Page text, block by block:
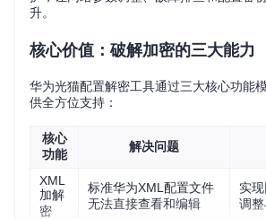
升。
核心价值：破解加密的三大能力
华为光猫配置解密工具通过三大核心功能
供全方位支持：
核心
功能
解决问题
XML
加解
密
标准华为XML配置文件
无法直接查看和编辑
实
调